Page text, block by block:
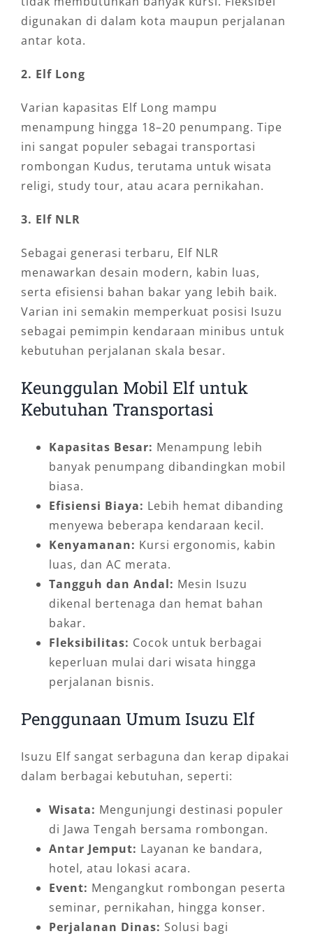
digunakan di dalam kota maupun perjalanan
antar kota.
2. Elf Long
Varian kapasitas Elf Long mampu
menampung hingga 18–20 penumpang. Tipe
ini sangat populer sebagai transportasi
rombongan Kudus, terutama untuk wisata
religi, study tour, atau acara pernikahan.
3. Elf NLR
Sebagai generasi terbaru, Elf NLR
menawarkan desain modern, kabin luas,
serta efisiensi bahan bakar yang lebih baik.
Varian ini semakin memperkuat posisi Isuzu
sebagai pemimpin kendaraan minibus untuk
kebutuhan perjalanan skala besar.
Keunggulan Mobil Elf untuk
Kebutuhan Transportasi
Kapasitas Besar: Menampung lebih
banyak penumpang dibandingkan mobil
biasa.
Efisiensi Biaya: Lebih hemat dibanding
menyewa beberapa kendaraan kecil.
Kenyamanan: Kursi ergonomis, kabin
luas, dan AC merata.
Tangguh dan Andal: Mesin Isuzu
dikenal bertenaga dan hemat bahan
bakar.
Fleksibilitas: Cocok untuk berbagai
keperluan mulai dari wisata hingga
perjalanan bisnis.
Penggunaan Umum Isuzu Elf
Isuzu Elf sangat serbaguna dan kerap dipakai
dalam berbagai kebutuhan, seperti:
Wisata: Mengunjungi destinasi populer
di Jawa Tengah bersama rombongan.
Antar Jemput: Layanan ke bandara,
hotel, atau lokasi acara.
Event: Mengangkut rombongan peserta
seminar, pernikahan, hingga konser.
Perjalanan Dinas: Solusi bagi